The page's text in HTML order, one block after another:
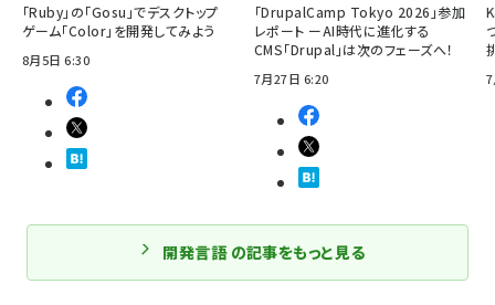
「Ruby」の「Gosu」でデスクトップ
ゲーム「Color」を開発してみよう
8月5日 6:30
「DrupalCamp Tokyo 2026」参加
レポート ーAI時代に進化する
CMS「Drupal」は次のフェーズへ！
7月27日 6:20
開発言語 の記事をもっと見る